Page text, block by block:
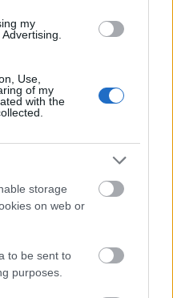
my
Use,
of my
with the
storage
on web or
to be sent to
purposes.
Persoanele care
știe că acest lucru le
a caloriilor. Conform
la temperaturi mai
arderile de grăsime.
a dezvolta boli de